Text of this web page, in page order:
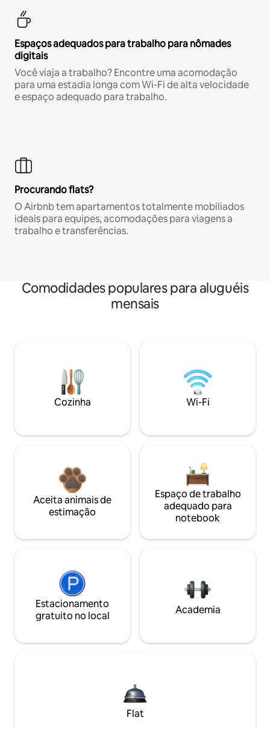
Espaços adequados para trabalho para nômades
digitais
Você viaja a trabalho? Encontre uma acomodação
para uma estadia longa com Wi-Fi de alta velocidade
e espaço adequado para trabalho.
Procurando flats?
O Airbnb tem apartamentos totalmente mobiliados
ideais para equipes, acomodações para viagens a
trabalho e transferências.
Comodidades populares para aluguéis
mensais
Cozinha Wi-Fi
Aceita animais de
estimação
Espaço de trabalho
adequado para
notebook
Estacionamento
gratuito no local
Academia
Flat